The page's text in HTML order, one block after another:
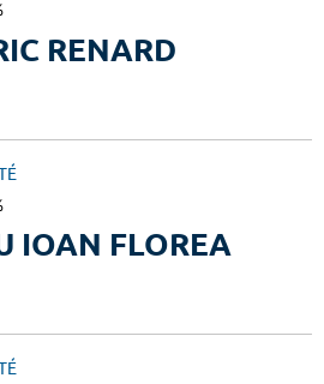
RENARD
IOAN FLOREA